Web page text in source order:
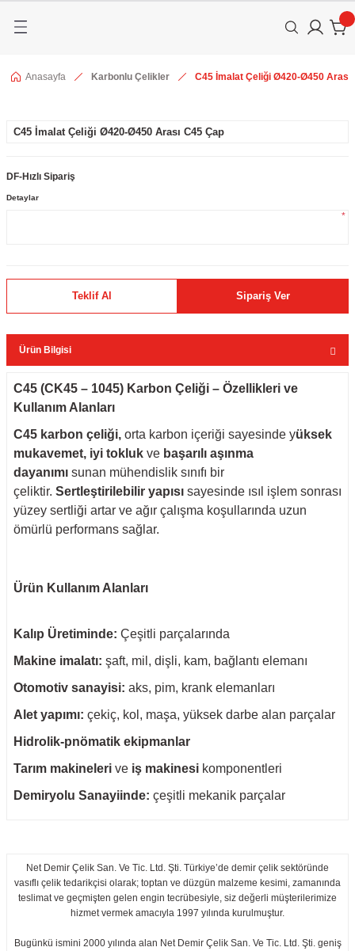
Anasayfa Karbonlu Çelikler C45 İmalat Çeliği Ø420-Ø450 Arası
C45 İmalat Çeliği Ø420-Ø450 Arası C45 Çap
DF-Hızlı Sipariş
Detaylar
*
Teklif Al Sipariş Ver
Ürün Bilgisi
C45 (CK45 – 1045) Karbon Çeliği – Özellikleri ve
Kullanım Alanları
C45 karbon çeliği, orta karbon içeriği sayesinde yüksek
mukavemet, iyi tokluk ve başarılı aşınma
dayanımı sunan mühendislik sınıfı bir
çeliktir. Sertleştirilebilir yapısı sayesinde ısıl işlem sonrası
yüzey sertliği artar ve ağır çalışma koşullarında uzun
ömürlü performans sağlar.
Ürün Kullanım Alanları
Kalıp Üretiminde: Çeşitli parçalarında
Makine imalatı: şaft, mil, dişli, kam, bağlantı elemanı
Otomotiv sanayisi: aks, pim, krank elemanları
Alet yapımı: çekiç, kol, maşa, yüksek darbe alan parçalar
Hidrolik-pnömatik ekipmanlar
Tarım makineleri ve iş makinesi komponentleri
Demiryolu Sanayiinde: çeşitli mekanik parçalar
Net Demir Çelik San. Ve Tic. Ltd. Şti. Türkiye’de demir çelik sektöründe
vasıflı çelik tedarikçisi olarak; toptan ve düzgün malzeme kesimi, zamanında
teslimat ve geçmişten gelen engin tecrübesiyle, siz değerli müşterilerimize
hizmet vermek amacıyla 1997 yılında kurulmuştur.
Bugünkü ismini 2000 yılında alan Net Demir Çelik San. Ve Tic. Ltd. Şti. geniş